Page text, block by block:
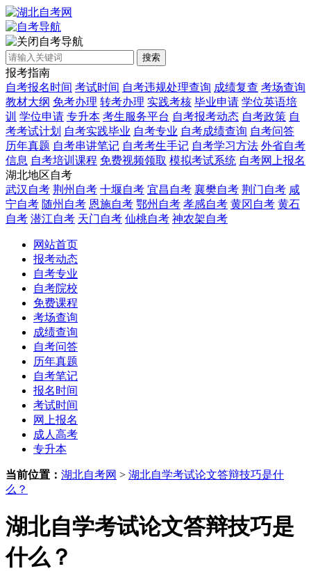
自考导航
搜索
报考指南
自考报名时间 考试时间 自考违规处理查询 成绩复查 考场查询
教材大纲 免考办理 转考办理 实践考核 毕业申请 学位英语培
训 学位申请 专升本 考生服务平台 自考报考动态 自考政策 自
考考试计划 自考实践毕业 自考专业 自考成绩查询 自考问答
历年真题 自考串讲笔记 自考考生手记 自考学习方法 外省自考
信息 自考培训课程 免费视频领取 模拟考试系统 自考网上报名
湖北地区自考
武汉自考 荆州自考 十堰自考 宜昌自考 襄樊自考 荆门自考 咸
宁自考 随州自考 恩施自考 鄂州自考 孝感自考 黄冈自考 黄石
自考 潜江自考 天门自考 仙桃自考 神农架自考
网站首页
报考动态
自考专业
自考院校
免费课程
考场查询
成绩查询
自考问答
历年真题
自考笔记
报名时间
考试时间
网上报名
成人高考
专升本
当前位置： 湖北自考网 > 湖北自学考试论文答辩技巧是什
么？
湖北自学考试论文答辩技巧是
什么？